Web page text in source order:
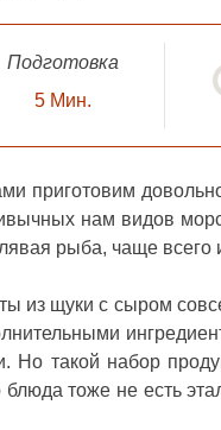
Подготовка
5 Мин.
приготовим
нам видов
рыба, чаще
из щуки с сыром
Но такой набор
блюда тоже не есть